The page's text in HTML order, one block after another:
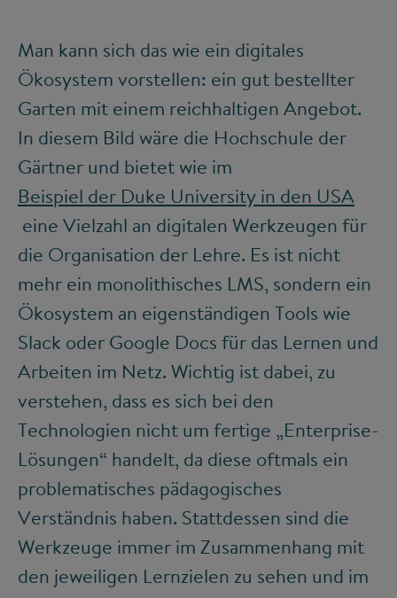
Man kann sich das wie ein digitales
Ökosystem vorstellen: ein gut bestellter
Garten mit einem reichhaltigen Angebot.
In diesem Bild wäre die Hochschule der
Gärtner und bietet wie im
Beispiel der Duke University in den USA
eine Vielzahl an digitalen Werkzeugen für
die Organisation der Lehre. Es ist nicht
mehr ein monolithisches LMS, sondern ein
Ökosystem an eigenständigen Tools wie
Slack oder Google Docs für das Lernen und
Arbeiten im Netz. Wichtig ist dabei, zu
verstehen, dass es sich bei den
Technologien nicht um fertige „Enterprise-
Lösungen“ handelt, da diese oftmals ein
problematisches pädagogisches
Verständnis haben. Stattdessen sind die
Werkzeuge immer im Zusammenhang mit
den jeweiligen Lernzielen zu sehen und im